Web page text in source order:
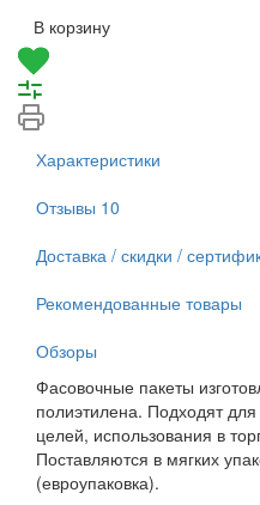
В корзину
Характеристики
Отзывы 10
Доставка / скидки /
Рекомендованные товары
Обзоры
Фасовочные пакеты
полиэтилена. Подходят
целей, использования в
Поставляются в мягких
(евроупаковка).